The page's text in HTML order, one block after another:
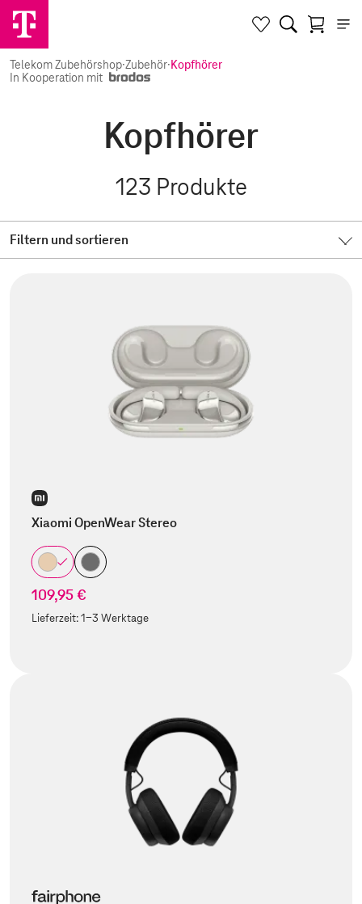
Telekom Zubehörshop·Zubehör·Kopfhörer
In Kooperation mit
Kopfhörer
123 Produkte
Filtern und sortieren
Xiaomi OpenWear Stereo
109,95 €
Lieferzeit:1-3 Werktage